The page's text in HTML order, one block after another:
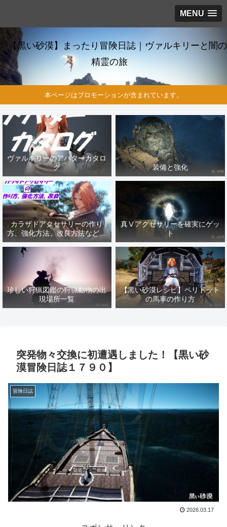
MENU
【黒い砂漠】まったり冒険日誌｜ヴァルキリーと闇の
精霊の旅
本ページはプロモーションが含まれています。
ヴァルキリーのアバターカタロ
グ
装備と強化
カラザドアクセサリーの作り
方、強化方法、改良方法などま
とめ【黒い砂漠冒険日誌１４１
真Ⅴアクセサリーを確実にゲッ
ト
珍しい狩猟図鑑の狩猟動物の出
現場所一覧
【黒い砂漠レシピ】ペリドット
の馬車の作り方
突発物々交換に初遭遇しました！【黒い砂
漠冒険日誌１７９０】
冒険日誌
2026.03.17